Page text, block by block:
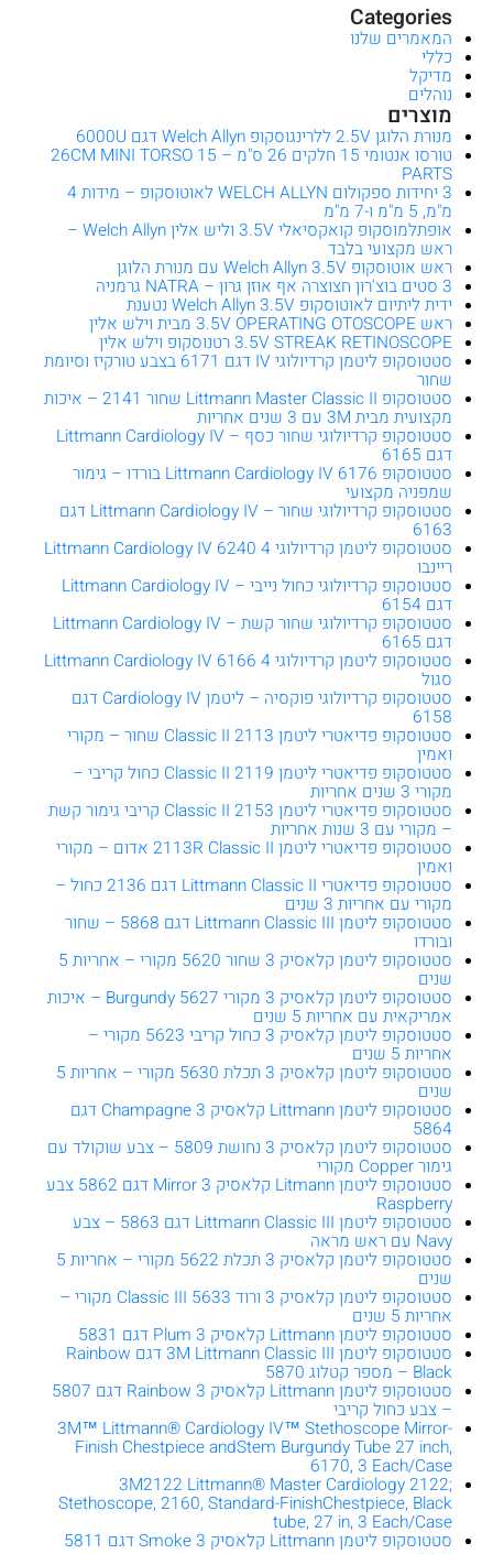
Categories
המאמרים שלנו
כללי
מדיקל
נוהלים
מוצרים
מנורת הלוגן 2.5V ללרינגוסקופ Welch Allyn דגם 6000U
טורסו אנטומי 15 חלקים 26 ס"מ – 26CM MINI TORSO 15
PARTS
3 יחידות ספקולום WELCH ALLYN לאוטוסקופ – מידות 4
מ"מ, 5 מ"מ ו-7 מ"מ
אופתלמוסקופ קואקסיאלי 3.5V וליש אלין Welch Allyn –
ראש מקצועי בלבד
ראש אוטוסקופ Welch Allyn ‎3.5V עם מנורת הלוגן
3 סטים בוצ'רון חצוצרה אף אוזן גרון – NATRA גרמניה
ידית ליתיום לאוטוסקופ Welch Allyn ‎3.5V נטענת
ראש 3.5V OPERATING OTOSCOPE מבית וילש אלין
3.5V STREAK RETINOSCOPE רטנוסקופ וילש אלין
סטטוסקופ ליטמן קרדיולוגי IV דגם 6171 בצבע טורקיז וסיומת
שחור
סטטוסקופ Littmann Master Classic II שחור 2141 – איכות
מקצועית מבית 3M עם 3 שנים אחריות
סטטוסקופ קרדיולוגי שחור כסף – Littmann Cardiology IV
דגם 6165
סטטוסקופ Littmann Cardiology IV 6176 בורדו – גימור
שמפניה מקצועי
סטטוסקופ קרדיולוגי שחור – Littmann Cardiology IV דגם
6163
סטטוסקופ ליטמן קרדיולוגי 4 Littmann Cardiology IV 6240
ריינבו
סטטוסקופ קרדיולוגי כחול נייבי – Littmann Cardiology IV
דגם 6154
סטטוסקופ קרדיולוגי שחור קשת – Littmann Cardiology IV
דגם 6165
סטטוסקופ ליטמן קרדיולוגי 4 Littmann Cardiology IV 6166
סגול
סטטוסקופ קרדיולוגי פוקסיה – ליטמן Cardiology IV דגם
6158
סטטוסקופ פדיאטרי ליטמן 2113 Classic II שחור – מקורי
ואמין
סטטוסקופ פדיאטרי ליטמן 2119 Classic II כחול קריבי –
מקורי 3 שנים אחריות
סטטוסקופ פדיאטרי ליטמן 2153 Classic II קריבי גימור קשת
– מקורי עם 3 שנות אחריות
סטטוסקופ פדיאטרי ליטמן 2113R Classic II אדום – מקורי
ואמין
סטטוסקופ פדיאטרי Littmann Classic II דגם 2136 כחול –
מקורי עם אחריות 3 שנים
סטטוסקופ ליטמן Littmann Classic III דגם 5868 – שחור
ובורדו
סטטוסקופ ליטמן קלאסיק 3 שחור 5620 מקורי – אחריות 5
שנים
סטטוסקופ ליטמן קלאסיק 3 מקורי 5627 Burgundy – איכות
אמריקאית עם אחריות 5 שנים
סטטוסקופ ליטמן קלאסיק 3 כחול קריבי 5623 מקורי –
אחריות 5 שנים
סטטוסקופ ליטמן קלאסיק 3 תכלת 5630 מקורי – אחריות 5
שנים
סטטוסקופ ליטמן Littmann קלאסיק 3 Champagne דגם
5864
סטטוסקופ ליטמן קלאסיק 3 נחושת 5809 – צבע שוקולד עם
גימור Copper מקורי
סטטוסקופ ליטמן Litmann קלאסיק 3 Mirror דגם 5862 צבע
Raspberry
סטטוסקופ ליטמן Littmann Classic III דגם 5863 – צבע
Navy עם ראש מראה
סטטוסקופ ליטמן קלאסיק 3 תכלת 5622 מקורי – אחריות 5
שנים
סטטוסקופ ליטמן קלאסיק 3 ורוד 5633 Classic III מקורי –
אחריות 5 שנים
סטטוסקופ ליטמן Littmann קלאסיק 3 Plum דגם 5831
סטטוסקופ ליטמן 3M Littmann Classic III דגם Rainbow
Black – מספר קטלוג 5870
סטטוסקופ ליטמן Littmann קלאסיק 3 Rainbow דגם 5807
– צבע כחול קריבי
3M™ Littmann® Cardiology IV™ Stethoscope Mirror-
Finish Chestpiece andStem Burgundy Tube 27 inch,
6170, 3 Each/Case
3M2122 Littmann® Master Cardiology 2122;
Stethoscope, 2160, Standard-FinishChestpiece, Black
tube, 27 in, 3 Each/Case
סטטוסקופ ליטמן Littmann קלאסיק 3 Smoke דגם 5811